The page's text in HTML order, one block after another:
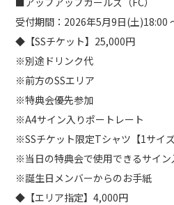
受付期間：2026年5月9日(土)18:00
◆【SSチケット】25,000円
※別途ドリンク代
※前方のSSエリア
※特典会優先参加
※A4サイン入りポートレート
※SSチケット限定Tシャツ【1サイズ
※当日の特典会で使用できるサイ
※誕生日メンバーからのお手紙
◆【エリア指定】4,000円